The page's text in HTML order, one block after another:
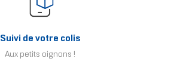
Suivi de votre colis
Aux petits oignons !